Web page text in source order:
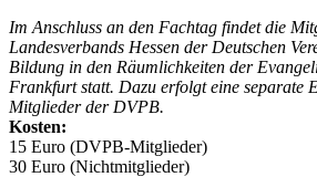
Im Anschluss an den Fachtag findet die
Landesverbands Hessen der Deutschen
Bildung in den Räumlichkeiten der
Frankfurt statt. Dazu erfolgt eine separate
Mitglieder der DVPB.
Kosten:
15 Euro (DVPB-Mitglieder)
30 Euro (Nichtmitglieder)